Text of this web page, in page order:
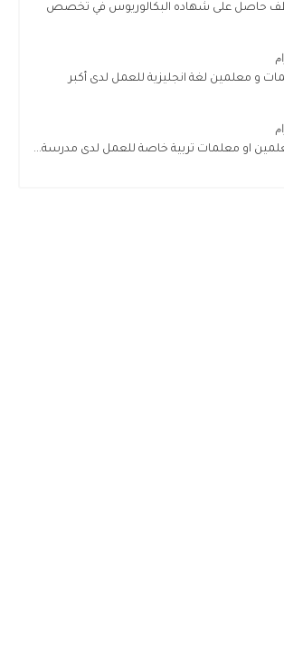
حاصل على شهاده البكالوريوس في تخصص
و معلمين لغة انجليزية للعمل لدى أكبر